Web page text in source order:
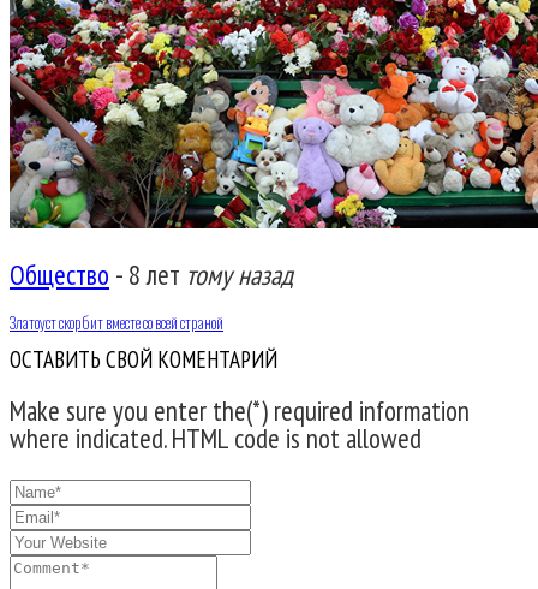
Общество - 8 лет тому назад
Златоуст скорбит вместе со всей страной
ОСТАВИТЬ СВОЙ КОМЕНТАРИЙ
Make sure you enter the(*) required information
where indicated. HTML code is not allowed